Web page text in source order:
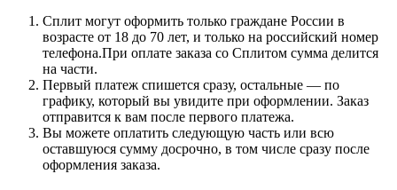
Сплит могут оформить только граждане России в
возрасте от 18 до 70 лет, и только на российский номер
телефона.При оплате заказа со Сплитом сумма делится
на части.
Первый платеж спишется сразу, остальные — по
графику, который вы увидите при оформлении. Заказ
отправится к вам после первого платежа.
Вы можете оплатить следующую часть или всю
оставшуюся сумму досрочно, в том числе сразу после
оформления заказа.